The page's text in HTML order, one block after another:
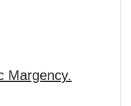
Margency.